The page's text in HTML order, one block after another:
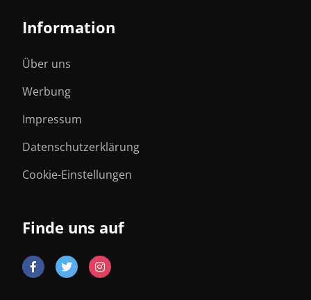
Information
Über uns
Werbung
Impressum
Datenschutzerklärung
Cookie-Einstellungen
Finde uns auf